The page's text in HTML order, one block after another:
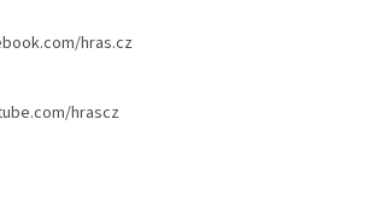
hras.cz
hrascz